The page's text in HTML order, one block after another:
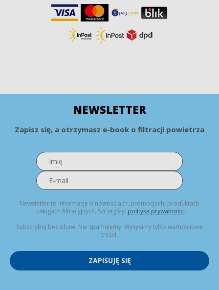
NEWSLETTER
Zapisz się, a otrzymasz e-book o filtracji powietrza
Newsletter to informacje o nowościach, promocjach, produktach
i usługach filtracyjnych. Szczegóły: polityka prywatności.
Subskrybuj bez obaw. Nie spamujemy. Wysyłamy tylko wartościowe
treści.
ZAPISUJĘ SIĘ